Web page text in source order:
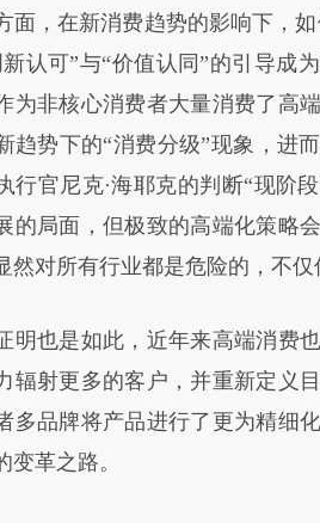
，在新消费趋势的影响下，如
认可”与“价值认同”的引导成
为非核心消费者大量消费了高
趋势下的“消费分级”现象，进
行官尼克·海耶克的判断“现阶
的局面，但极致的高端化策略
然对所有行业都是危险的，不仅
也是如此，近年来高端消费也
辐射更多的客户，并重新定义
多品牌将产品进行了更为精细
变革之路。